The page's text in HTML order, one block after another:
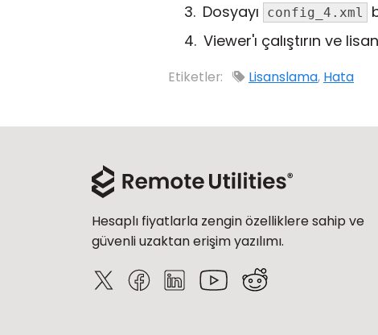
Dosyayı
config_4.xml
Viewer'ı çalıştırın ve
Etiketler: Lisanslama, Hata
Hesaplı fiyatlarla zengin özelliklere sahip ve
güvenli uzaktan erişim yazılımı.